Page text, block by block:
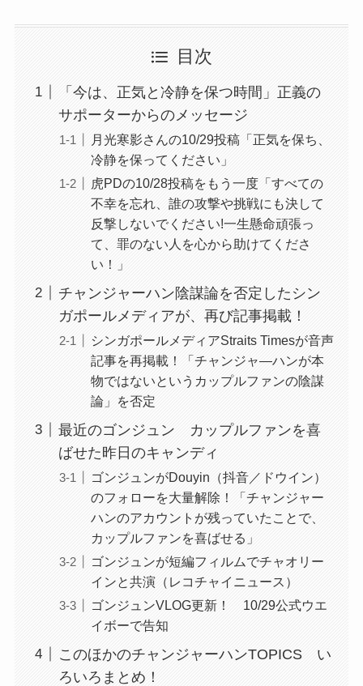
目次
「今は、正気と冷静を保つ時間」正義の
サポーターからのメッセージ
月光寒影さんの10/29投稿「正気を保ち、
冷静を保ってください」
虎PDの10/28投稿をもう一度「すべての
不幸を忘れ、誰の攻撃や挑戦にも決して
反撃しないでください!一生懸命頑張っ
て、罪のない人を心から助けてくださ
い！」
チャンジャーハン陰謀論を否定したシン
ガポールメディアが、再び記事掲載！
シンガポールメディアStraits Timesが音声
記事を再掲載！「チャンジャ―ハンが本
物ではないというカップルファンの陰謀
論」を否定
最近のゴンジュン カップルファンを喜
ばせた昨日のキャンディ
ゴンジュンがDouyin（抖音／ドウイン）
のフォローを大量解除！「チャンジャー
ハンのアカウントが残っていたことで、
カップルファンを喜ばせる」
ゴンジュンが短編フィルムでチャオリー
インと共演（レコチャイニュース）
ゴンジュンVLOG更新！ 10/29公式ウエ
イボーで告知
このほかのチャンジャーハンTOPICS い
ろいろまとめ！